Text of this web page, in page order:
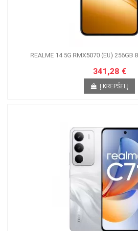
REALME 14 5G RMX5070 (EU) 256GB
341,28 €
Į KREPŠELĮ